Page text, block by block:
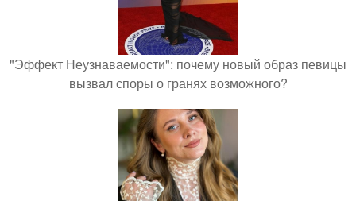
"Эффект Неузнаваемости": почему новый образ певицы
вызвал споры о гранях возможного?